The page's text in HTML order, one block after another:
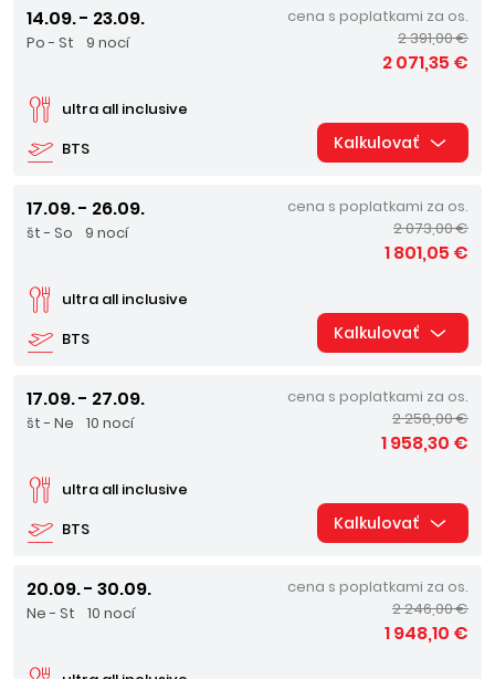
14.09. - 23.09.
Po - St 9 nocí
BTS
ultra all inclusive
cena s poplatkami za os.
2 391,00 €
2 071,35 €
Kalkulovať
17.09. - 26.09.
št - So 9 nocí
BTS
ultra all inclusive
cena s poplatkami za os.
2 073,00 €
1 801,05 €
Kalkulovať
17.09. - 27.09.
št - Ne 10 nocí
BTS
ultra all inclusive
cena s poplatkami za os.
2 258,00 €
1 958,30 €
Kalkulovať
20.09. - 30.09.
Ne - St 10 nocí
cena s poplatkami za os.
2 246,00 €
1 948,10 €